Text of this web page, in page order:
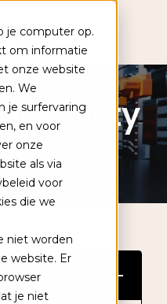
je computer op.
om informatie
onze website
We
je surfervaring
en voor
onze
als via
voor
die we
niet worden
website. Er
je niet